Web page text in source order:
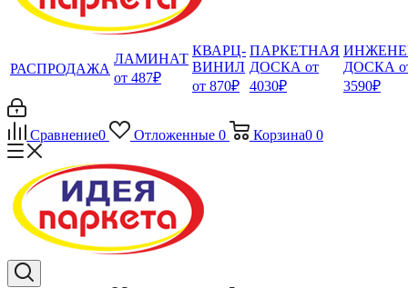
РАСПРОДАЖА
ЛАМИНАТ
от 487₽
КВАРЦ-
ВИНИЛ
от 870₽
ПАРКЕТНАЯ
ДОСКА от
4030₽
ДОСКА
3590₽
Сравнение0 Отложенные 0 Корзина0 0